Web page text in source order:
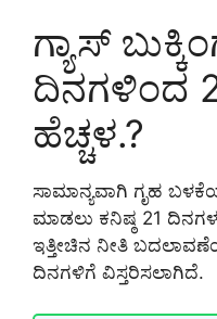
ಗ್ಯಾಸ್
ದಿನಗಳಿಂದ
ಹೆಚ್ಚಳ.?
ಸಾಮಾನ್ಯವಾಗಿ ಗೃಹ
ಮಾಡಲು ಕನಿಷ್ಠ 21
ಇತ್ತೀಚಿನ ನೀತಿ
ದಿನಗಳಿಗೆ ವಿಸ್ತರಿಸಲಾಗಿದೆ.